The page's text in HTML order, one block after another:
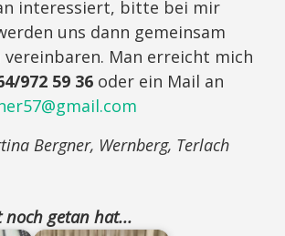
interessiert, bitte bei mir
uns dann gemeinsam
Man erreicht mich
972 59 36 oder ein Mail an
Bergner, Wernberg, Terlach
noch getan hat...